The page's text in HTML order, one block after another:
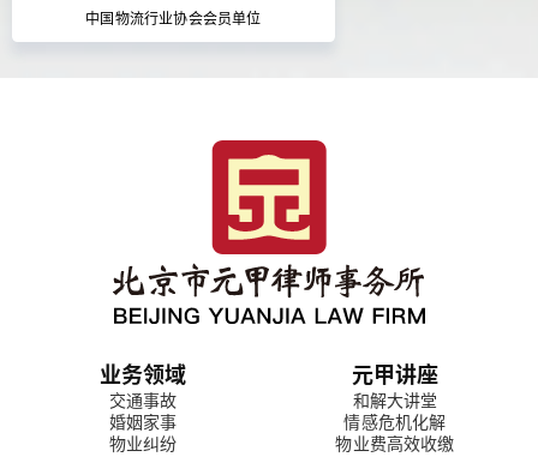
中国物流行业协会会员单位
业务领域
交通事故
婚姻家事
物业纠纷
元甲讲座
和解大讲堂
情感危机化解
物业费高效收缴